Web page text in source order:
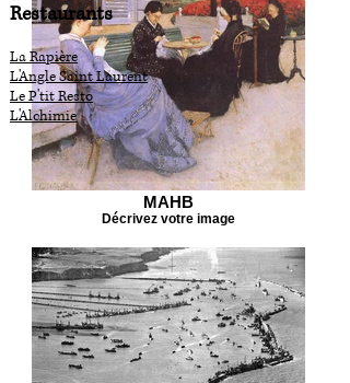
MAHB
Décrivez votre image
Restaurants
La Rapière
L'Angle Saint Laurent
Le P'tit Resto
L'Alchimie